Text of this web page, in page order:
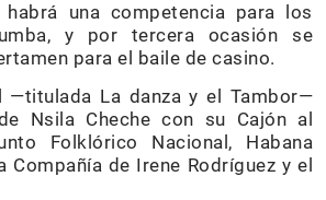
una competencia para los
y por tercera ocasión se
para el baile de casino.
—titulada La danza y el Tambor—
Nsila Cheche con su Cajón al
Folklórico Nacional, Habana
Compañía de Irene Rodríguez y el